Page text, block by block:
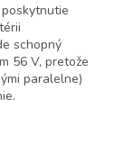
schopný
56 V, pretože
paralelne)